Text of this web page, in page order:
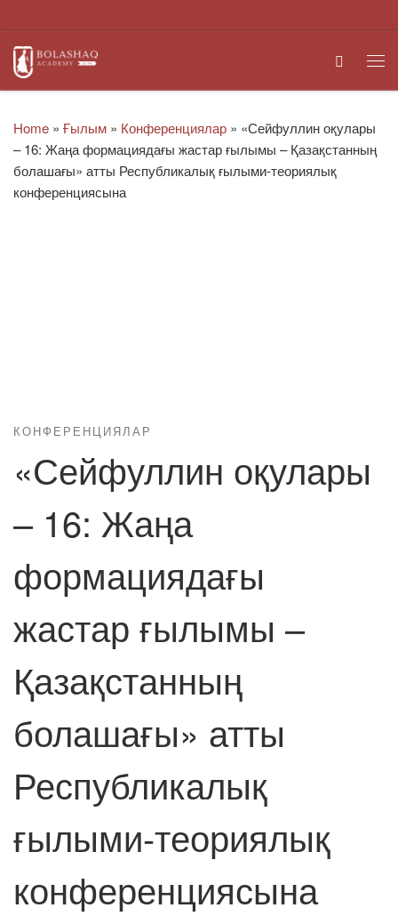
Search
Home » Ғылым » Конференциялар » «Сейфуллин оқулары
– 16: Жаңа формациядағы жастар ғылымы – Қазақстанның
болашағы» атты Республикалық ғылыми-теориялық
конференциясына
КОНФЕРЕНЦИЯЛАР
«Сейфуллин оқулары
– 16: Жаңа
формациядағы
жастар ғылымы –
Қазақстанның
болашағы» атты
Республикалық
ғылыми-теориялық
конференциясына